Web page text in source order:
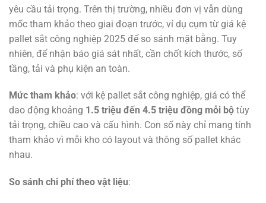
yêu cầu tải trọng. Trên thị trường, nhiều đơn vị vẫn dùng
mốc tham khảo theo giai đoạn trước, ví dụ cụm từ giá kệ
pallet sắt công nghiệp 2025 để so sánh mặt bằng. Tuy
nhiên, để nhận báo giá sát nhất, cần chốt kích thước, số
tầng, tải và phụ kiện an toàn.
Mức tham khảo: với kệ pallet sắt công nghiệp, giá có thể
dao động khoảng 1.5 triệu đến 4.5 triệu đồng mỗi bộ tùy
tải trọng, chiều cao và cấu hình. Con số này chỉ mang tính
tham khảo vì mỗi kho có layout và thông số pallet khác
nhau.
So sánh chi phí theo vật liệu: